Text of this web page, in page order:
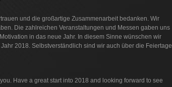
und die großartige Zusammenarbeit bedanken. Wir
Die zahlreichen Veranstaltungen und Messen gaben uns
in das neue Jahr. In diesem Sinne wünschen wir
2018. Selbstverständlich sind wir auch über die Feiertage
Have a great start into 2018 and looking forward to see